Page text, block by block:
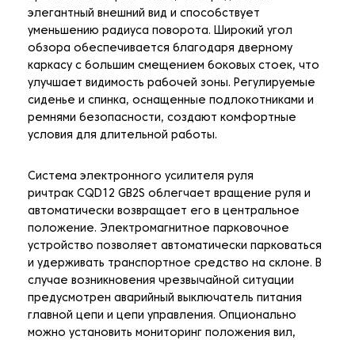
элегантный внешний вид и способствует
уменьшению радиуса поворота. Широкий угол
обзора обеспечивается благодаря дверному
каркасу с большим смещением боковых стоек, что
улучшает видимость рабочей зоны. Регулируемые
сиденье и спинка, оснащенные подлокотниками и
ремнями безопасности, создают комфортные
условия для длительной работы.
Система электронного усилителя руля
ричтрак CQD12 GB2S облегчает вращение руля и
автоматически возвращает его в центральное
положение. Электромагнитное парковочное
устройство позволяет автоматически парковаться
и удерживать транспортное средство на склоне. В
случае возникновения чрезвычайной ситуации
предусмотрен аварийный выключатель питания
главной цепи и цепи управления. Опционально
можно установить мониторинг положения вил,